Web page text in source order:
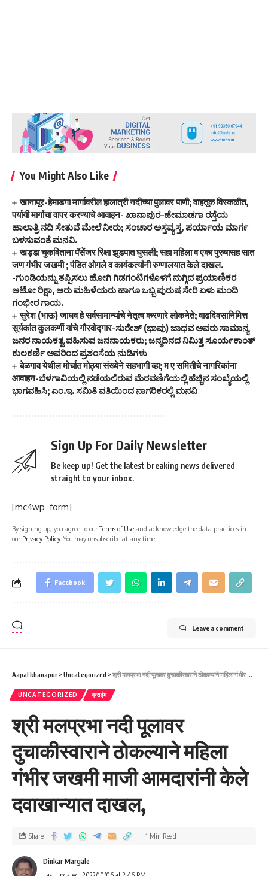
You Might Also Like
खानापूर-हेमाडगा मार्गावरील हालात्री नदीच्या पुलावर पाणी; वाहतूक विस्कळीत,
पर्यायी मार्गाचा वापर करण्याचे आवाहन- ಖಾನಾಪುರ–ಹೇಮಾಡಗಾ ರಸ್ತೆಯ
ಹಾಲಾತ್ರಿ ನದಿ ಸೇತುವೆ ಮೇಲೆ ನೀರು; ಸಂಚಾರ ಅಸ್ತವ್ಯಸ್ತ, ಪರ್ಯಾಯ ಮಾರ್ಗ
ಬಳಸುವಂತೆ ಮನವಿ.
खड्डा चुकविताना पॅसेंजर रिक्षा झुडपात घुसली; सहा महिला व एका पुरुषासह सात
जण गंभीर जखमी ; पंडित ओगले व कार्यकर्त्यांनी रुग्णालयात केले दाखल.
-ಗುಂಡಿಯನ್ನು ತಪ್ಪಿಸಲು ಹೋಗಿ ಗಿಡಗಂಟಿಗಳೊಳಗೆ ನುಗ್ಗಿದ ಪ್ರಯಾಣಿಕರ
ಆಟೋ ರಿಕ್ಷಾ, ಆರು ಮಹಿಳೆಯರು ಹಾಗೂ ಒಬ್ಬ ಪುರುಷ ಸೇರಿ ಏಳು ಮಂದಿ
ಗಂಭೀರ ಗಾಯ.
सुरेश (भाऊ) जाधव हे सर्वसामान्यांचे नेतृत्व करणारे लोकनेते; वाढदिवसानिमित्त
सूर्यकांत कुलकर्णी यांचे गौरवोद्गार-ಸುರೇಶ್ (ಭಾವು) ಜಾಧವ ಅವರು ಸಾಮಾನ್ಯ
ಜನರ ನಾಯಕತ್ವ ವಹಿಸುವ ಜನನಾಯಕರು; ಜನ್ಮದಿನದ ನಿಮಿತ್ತ ಸೂರ್ಯಕಾಂತ್
ಕುಲಕರ್ಣಿ ಅವರಿಂದ ಪ್ರಶಂಸೆಯ ನುಡಿಗಳು
बेळगाव येथील मोर्चात मोठ्या संख्येने सहभागी व्हा; म ए समितीचे नागरिकांना
आवाहन-ಬೆಳಗಾವಿಯಲ್ಲಿ ನಡೆಯಲಿರುವ ಮೆರವಣಿಗೆಯಲ್ಲಿ ಹೆಚ್ಚಿನ ಸಂಖ್ಯೆಯಲ್ಲಿ
ಭಾಗವಹಿಸಿ; ಎಂ.ಇ. ಸಮಿತಿ ವತಿಯಿಂದ ನಾಗರಿಕರಲ್ಲಿ ಮನವಿ
Sign Up For Daily Newsletter
Be keep up! Get the latest breaking news delivered
straight to your inbox.
[mc4wp_form]
By signing up, you agree to ourTerms of Use and acknowledge the data practices in
our Privacy Policy. You may unsubscribe at any time.
Facebook
Leave a comment
Aapal khanapur >Uncategorized >श्री मलप्रभा नदी पूलावर दुचाकीस्वाराने ठोकल्याने महिला गंभीर जखमी माजी आमदारांनी केले दवाखान्यात दाखल,
UNCATEGORIZED क्राईम
श्री मलप्रभा नदी पूलावर
दुचाकीस्वाराने ठोकल्याने महिला
गंभीर जखमी माजी आमदारांनी केले
दवाखान्यात दाखल,
Dinkar Margale
Share 1 Min Read